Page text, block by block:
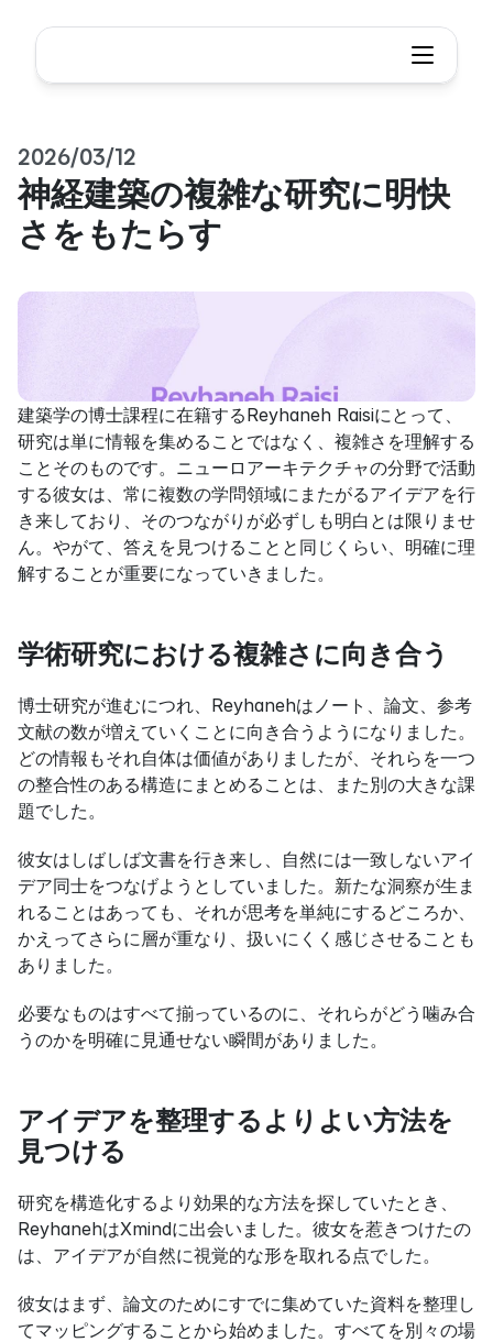
2026/03/12
神経建築の複雑な研究に明快
さをもたらす
建築学の博士課程に在籍するReyhaneh Raisiにとって、
研究は単に情報を集めることではなく、複雑さを理解する
ことそのものです。ニューロアーキテクチャの分野で活動
する彼女は、常に複数の学問領域にまたがるアイデアを行
き来しており、そのつながりが必ずしも明白とは限りませ
ん。やがて、答えを見つけることと同じくらい、明確に理
解することが重要になっていきました。
学術研究における複雑さに向き合う
博士研究が進むにつれ、Reyhanehはノート、論文、参考
文献の数が増えていくことに向き合うようになりました。
どの情報もそれ自体は価値がありましたが、それらを一つ
の整合性のある構造にまとめることは、また別の大きな課
題でした。
彼女はしばしば文書を行き来し、自然には一致しないアイ
デア同士をつなげようとしていました。新たな洞察が生ま
れることはあっても、それが思考を単純にするどころか、
かえってさらに層が重なり、扱いにくく感じさせることも
ありました。
必要なものはすべて揃っているのに、それらがどう噛み合
うのかを明確に見通せない瞬間がありました。
アイデアを整理するよりよい方法を
見つける
研究を構造化するより効果的な方法を探していたとき、
ReyhanehはXmindに出会いました。彼女を惹きつけたの
は、アイデアが自然に視覚的な形を取れる点でした。
彼女はまず、論文のためにすでに集めていた資料を整理し
てマッピングすることから始めました。すべてを別々の場